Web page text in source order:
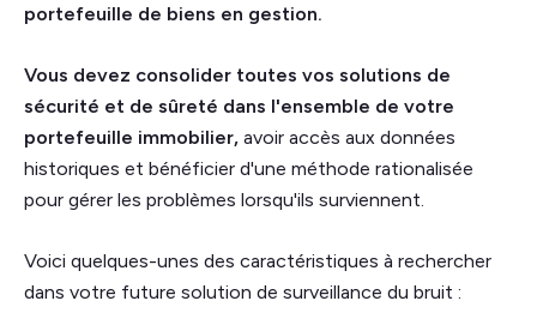
portefeuille de biens en gestion.
Vous devez consolider toutes vos solutions de
sécurité et de sûreté dans l'ensemble de votre
portefeuille immobilier, avoir accès aux données
historiques et bénéficier d'une méthode rationalisée
pour gérer les problèmes lorsqu'ils surviennent.
Voici quelques-unes des caractéristiques à rechercher
dans votre future solution de surveillance du bruit :